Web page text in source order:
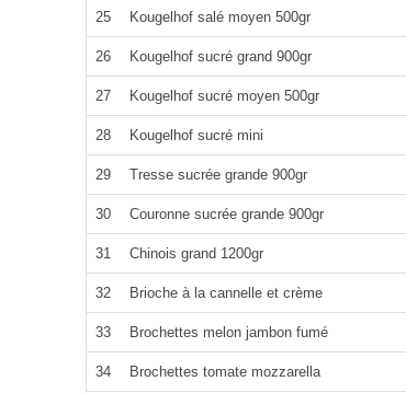
25 Kougelhof salé moyen 500gr
26 Kougelhof sucré grand 900gr
27 Kougelhof sucré moyen 500gr
28 Kougelhof sucré mini
29 Tresse sucrée grande 900gr
30 Couronne sucrée grande 900gr
31 Chinois grand 1200gr
32 Brioche à la cannelle et crème
33 Brochettes melon jambon fumé
34 Brochettes tomate mozzarella